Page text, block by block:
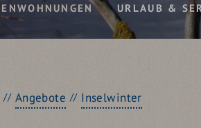
URLAUB &
Angebote Inselwinter